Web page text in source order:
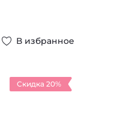
В избранное
Скидка 20%